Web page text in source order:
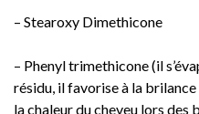
– Stearoxy Dimethicone
– Phenyl trimethicone (il
résidu, il favorise à la
la chaleur du cheveu lors des